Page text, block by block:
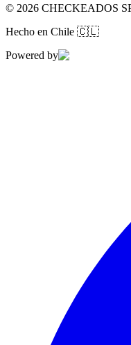
© 2026 CHECKEADOS
Hecho en Chile 🇨🇱
Powered by